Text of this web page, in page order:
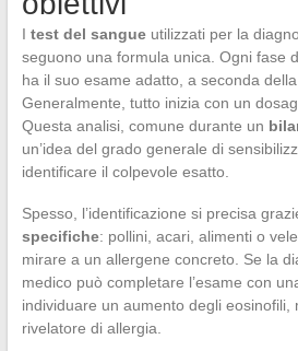
I test del sangueutilizzati per la
seguono una formula unica. Ogni fase
ha il suo esame adatto, a seconda della
Generalmente, tutto inizia con un
Questa analisi, comune durante un
un’idea del grado generale di
identificare il colpevole esatto.
Spesso, l’identificazione si precisa
specifiche: pollini, acari, alimenti o
mirare a un allergene concreto. Se la
medico può completare l’esame con
individuare un aumento degli eosinofili,
rivelatore di allergia.